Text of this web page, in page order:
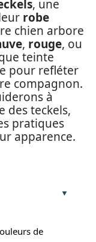
, une
robe
chien arbore
, rouge, ou
teinte
pour refléter
compagnon.
à
des teckels,
pratiques
apparence.
de